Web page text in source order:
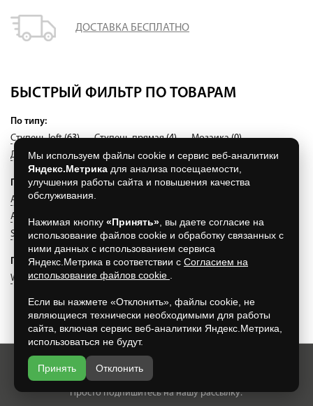
ДОСТАВКА БЕСПЛАТНО
БЫСТРЫЙ ФИЛЬТР ПО ТОВАРАМ
По типу:
Ступень loft(63) Ступень прямая(4) Мозаика(0)
Декоры (0) Террасные плиты(0)
По коллекции:
Aera(41) Aera T(30)
Asar (0) (20)
Stalotec(1)
По производителю:
WesterWaelder(12) White Hills(4)
Хотите всегда узнавать о новых акциях и скидках?
Просто подпишитесь на нашу рассылку:
Мы используем файлы cookie и сервис веб-аналитики
Яндекс.Метрика для анализа посещаемости,
улучшения работы сайта и повышения качества
обслуживания.
Нажимая кнопку «Принять» , вы даете согласие на
использование файлов cookie и обработку связанных с
ними данных с использованием сервиса
Яндекс.Метрика в соответствии с Согласием на
использование файлов cookie
Если вы нажмете «Отклонить», файлы cookie, не
являющиеся технически необходимыми для работы
сайта, включая сервис веб-аналитики Яндекс.Метрика,
использоваться не будут.
Принять Отклонить